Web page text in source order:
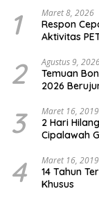
1 Maret 8, 2026
Respon
Aktivitas
2 Agustus 9,
Temuan
2026
3 Maret 16, 2019
2 Hari
Cipalawah
4 Maret 16, 2019
14 Tahun
Khusus